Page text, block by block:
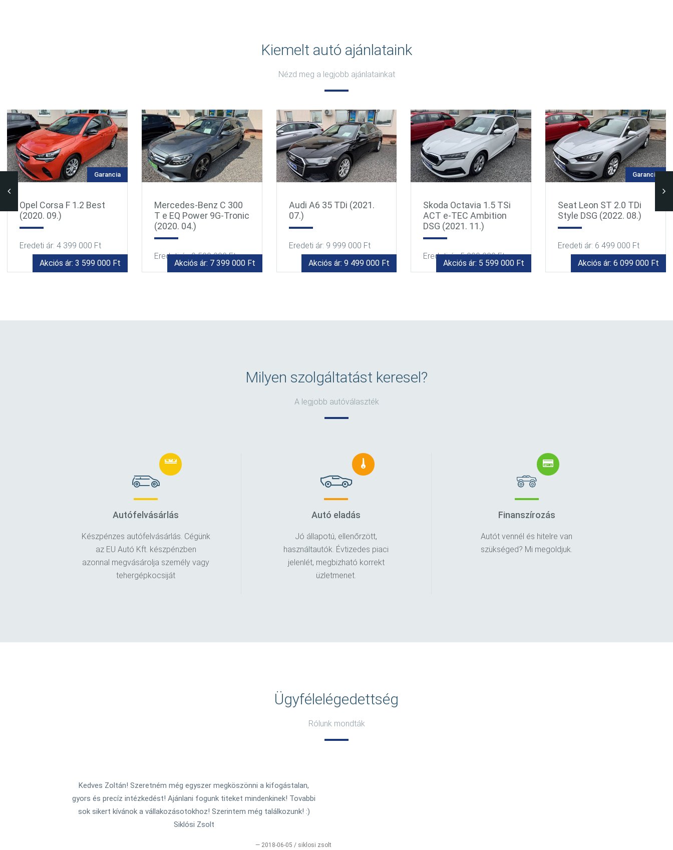
Kiemelt autó ajánlataink
Nézd meg a legjobb ajánlatainkat
Mercedes-Benz C 300
T e EQ Power 9G-Tronic
(2020. 04.)
Eredeti ár: 9 599 000 Ft
Akciós ár: 7 399 000 Ft
Audi A6 35 TDi (2021.
07.)
Akciós ár: 9 499 000 Ft
Skoda Octavia 1.5 TSi
ACT e-TEC Ambition
DSG (2021. 11.)
Eredeti ár: 5 999 000 Ft
Akciós ár: 5 599 000 Ft
Garancia
Seat Leon ST 2.0 TDi
Style DSG (2022. 08.)
Akciós ár: 6 099 000 Ft
Peugeot 508 1.5
BlueHDi Allure EAT8
(2021. 03.)
Eredeti ár: 6 499 000 Ft
Akciós ár: 6 199 000 Ft
Milyen szolgáltatást keresel?
A legjobb autóválaszték
Autófelvásárlás
Készpénzes autófelvásárlás. Cégünk
az EU Autó Kft. készpénzben
azonnal megvásárolja személy vagy
tehergépkocsiját
Autó eladás
Jó állapotú, ellenőrzött,
használtautók. Évtizedes piaci
jelenlét, megbizható korrekt
üzletmenet.
Finanszírozás
Autót vennél és hitelre van
szükséged? Mi megoldjuk.
Ügyfélelégedettség
Rólunk mondták
Kedves Zoltán! Szeretném még egyszer megköszönni a kifogástalan,
gyors és precíz intézkedést! Ajánlani fogunk titeket mindenkinek! Tovabbi
sok sikert kívánok a vállakozásotokhoz! Szerintem még találkozunk! :)
Siklósi Zsolt
2018-06-05 / siklosi zsolt